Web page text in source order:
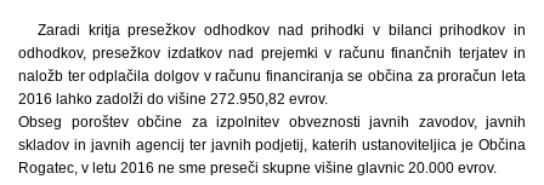
Zaradi kritja presežkov odhodkov nad prihodki v bilanci prihodkov in
odhodkov, presežkov izdatkov nad prejemki v računu finančnih terjatev in
naložb ter odplačila dolgov v računu financiranja se občina za proračun leta
2016 lahko zadolži do višine 272.950,82 evrov.
Obseg poroštev občine za izpolnitev obveznosti javnih zavodov, javnih
skladov in javnih agencij ter javnih podjetij, katerih ustanoviteljica je Občina
Rogatec, v letu 2016 ne sme preseči skupne višine glavnic 20.000 evrov.